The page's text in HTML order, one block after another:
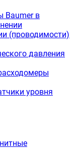
Baumer в
(проводимости)
давления
уровня